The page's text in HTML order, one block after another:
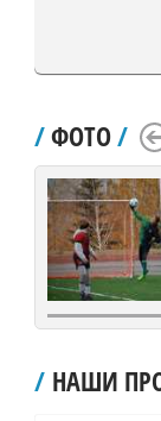
/ФОТО/
Scroll LeftScroll
/ НАШИ